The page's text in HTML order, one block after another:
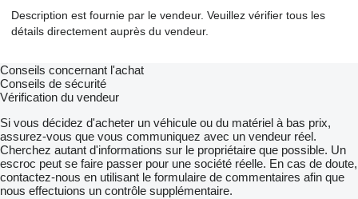
Description est fournie par le vendeur. Veuillez vérifier tous les
détails directement auprès du vendeur.
Conseils concernant l'achat
Conseils de sécurité
Vérification du vendeur
Si vous décidez d'acheter un véhicule ou du matériel à bas prix,
assurez-vous que vous communiquez avec un vendeur réel.
Cherchez autant d'informations sur le propriétaire que possible. Un
escroc peut se faire passer pour une société réelle. En cas de doute,
contactez-nous en utilisant le formulaire de commentaires afin que
nous effectuions un contrôle supplémentaire.